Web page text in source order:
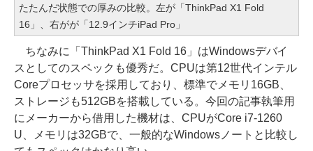
たたんだ状態での厚みの比較。左が「ThinkPad X1 Fold
16」、右がが「12.9インチiPad Pro」
ちなみに「ThinkPad X1 Fold 16」はWindowsデバイ
スとしてのスペックも優秀だ。CPUは第12世代インテル
Coreプロセッサを採用しており、標準でメモリ16GB、
ストレージも512GBを搭載している。今回の記事執筆用
にメーカーから借用した機材は、CPUがCore i7-1260
U、メモリは32GBで、一般的なWindowsノートと比較し